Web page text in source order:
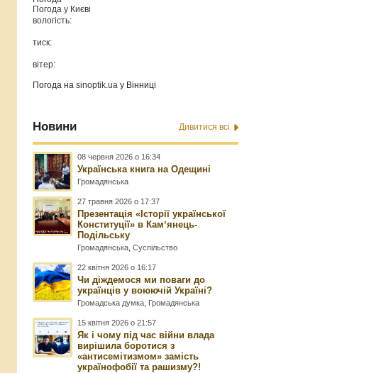
Погода у Києві
вологість:
тиск:
вітер:
Погода наsinoptik.ua у Вінниці
Новини Дивитися всі
08 червня 2026 о 16:34
Українська книга на Одещині
Громадянська
27 травня 2026 о 17:37
Презентація «Історії української
Конституції» в Камʼянець-
Подільську
Громадянська ,Суспільство
22 квітня 2026 о 16:17
Чи діждемося ми поваги до
українців у воюючій Україні?
Громадська думка Громадянська
15 квітня 2026 о 21:57
Як і чому під час війни влада
вирішила боротися з
«антисемітизмом» замість
українофобії та рашизму?!